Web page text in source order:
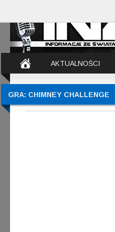
AKTUALNOŚCI
GRA: CHIMNEY CHALLENGE